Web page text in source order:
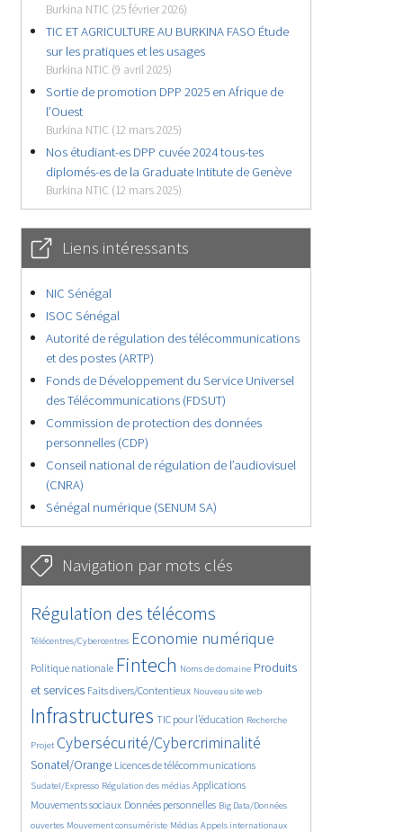
Burkina NTIC (25 février 2026)
TIC ET AGRICULTURE AU BURKINA FASO Étude
sur les pratiques et les usages
Burkina NTIC (9 avril 2025)
Sortie de promotion DPP 2025 en Afrique de
l’Ouest
Burkina NTIC (12 mars 2025)
Nos étudiant-es DPP cuvée 2024 tous-tes
diplomés-es de la Graduate Intitute de Genève
Burkina NTIC (12 mars 2025)
Liens intéressants
NIC Sénégal
ISOC Sénégal
Autorité de régulation des télécommunications
et des postes (ARTP)
Fonds de Développement du Service Universel
des Télécommunications (FDSUT)
Commission de protection des données
personnelles (CDP)
Conseil national de régulation de l’audiovisuel
(CNRA)
Sénégal numérique (SENUM SA)
Navigation par mots clés
4634/5709
Régulation des télécoms
364/5709
Télécentres/Cybercentres
3751/5709 Economie numérique
1866/5709
Politique nationale
5181/5709 Fintech
675/5709
Noms de domaine
2423/5709
Produits
et services
1598/5709 Faits divers/Contentieux
841/5709 Nouveau site web
5709/5709
Infrastructures
1827/5709
TIC pour l’éducation
206/5709
Recherche
249/5709
Projet
3653/5709Cybersécurité/Cybercriminalité
2309/5709
Sonatel/Orange
1627/5709 Licences de télécommunications
293/5709
Sudatel/Expresso
1018/5709 Régulation des médias
1512/5709 Applications
1239/5709
Mouvements sociaux
1659/5709 Données personnelles
145/5709
Big Data/Données
ouvertes
625/5709Mouvement consumériste
367/5709 Médias
745/5709
Appels internationaux